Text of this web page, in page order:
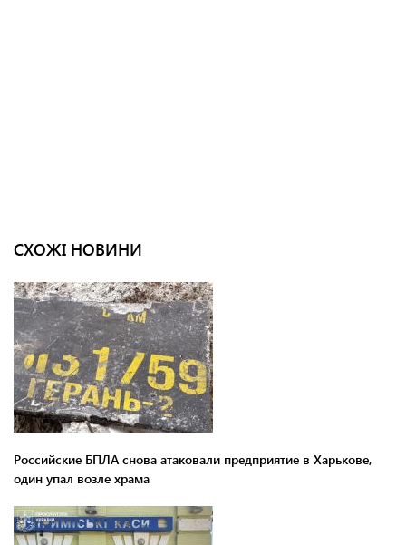
СХОЖІ НОВИНИ
Российские БПЛА снова атаковали предприятие в Харькове,
один упал возле храма